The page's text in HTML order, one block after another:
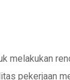
melakukan
pekerjaan